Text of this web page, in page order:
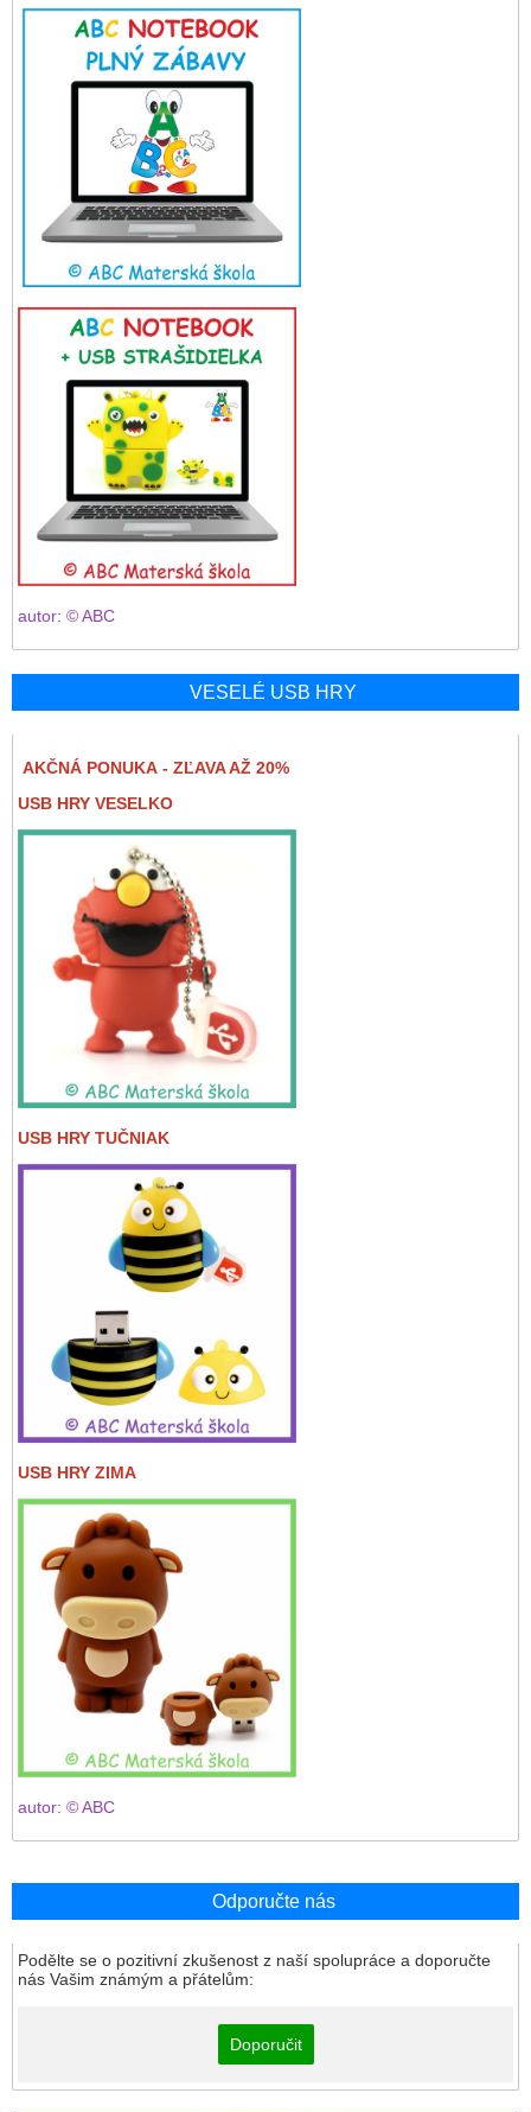
autor: © ABC
VESELÉ USB HRY
AKČNÁ PONUKA - ZĽAVA AŽ 20%
USB HRY VESELKO
USB HRY TUČNIAK
USB HRY ZIMA
autor: © ABC
Odporučte nás
Podělte se o pozitivní zkušenost z naší spolupráce a doporučte
nás Vašim známým a přátelům:
Doporučit